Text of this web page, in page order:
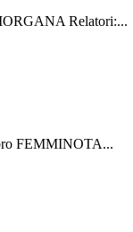
Relatori:...
FEMMINOTA...